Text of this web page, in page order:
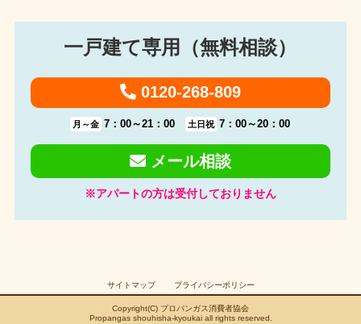
一戸建て専用（無料相談）
0120-268-809
月～金 7：00～21：00 土日祝 7：00～20：00
メール相談
※アパートの方は受付しておりません
Copyright(C) プロパンガス消費者協会
Propangas shouhisha-kyoukai all rights reserved.
サイトマップ プライバシーポリシー